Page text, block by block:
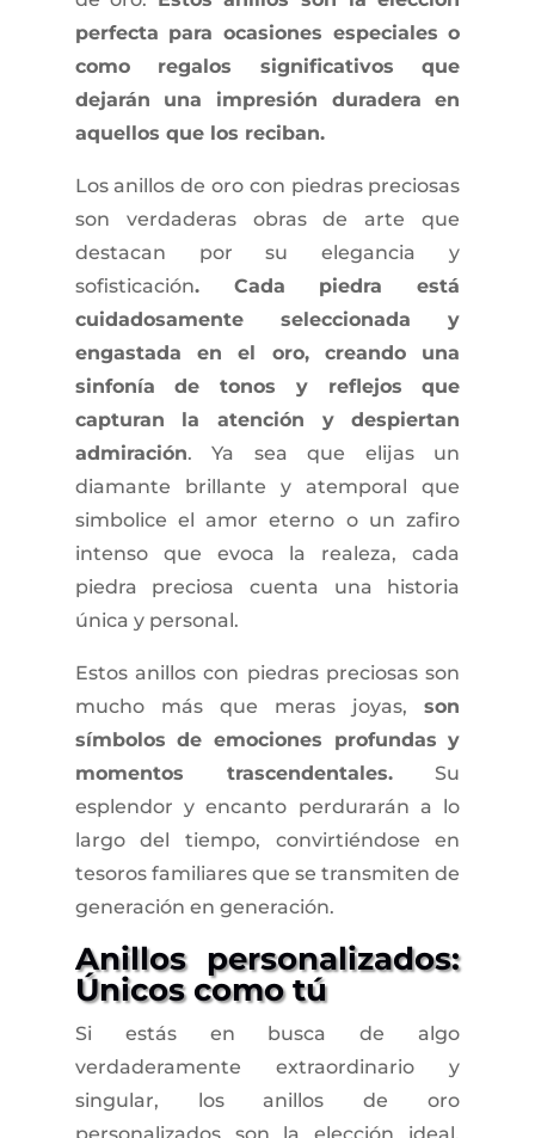
perfecta para ocasiones especiales o
como regalos significativos que
dejarán una impresión duradera en
aquellos que los reciban.
Los anillos de oro con piedras preciosas
son verdaderas obras de arte que
destacan por su elegancia y
sofisticación. Cada piedra está
cuidadosamente seleccionada y
engastada en el oro, creando una
sinfonía de tonos y reflejos que
capturan la atención y despiertan
admiración. Ya sea que elijas un
diamante brillante y atemporal que
simbolice el amor eterno o un zafiro
intenso que evoca la realeza, cada
piedra preciosa cuenta una historia
única y personal.
Estos anillos con piedras preciosas son
mucho más que meras joyas,son
símbolos de emociones profundas y
momentos trascendentales. Su
esplendor y encanto perdurarán a lo
largo del tiempo, convirtiéndose en
tesoros familiares que se transmiten de
generación en generación.
Anillos personalizados:
Únicos como tú
Si estás en busca de algo
verdaderamente extraordinario y
singular, los anillos de oro
personalizados son la elección ideal.